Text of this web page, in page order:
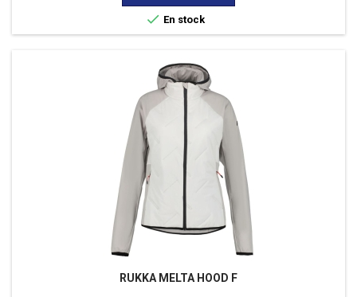
 En stock
RUKKA MELTA HOOD F